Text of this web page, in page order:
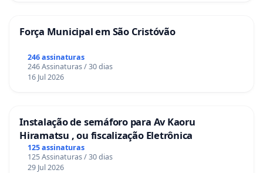
Força Municipal em São Cristóvão
246 assinaturas
246 Assinaturas / 30 dias
16 Jul 2026
Instalação de semáforo para Av Kaoru
Hiramatsu , ou fiscalização Eletrônica
125 assinaturas
125 Assinaturas / 30 dias
29 Jul 2026